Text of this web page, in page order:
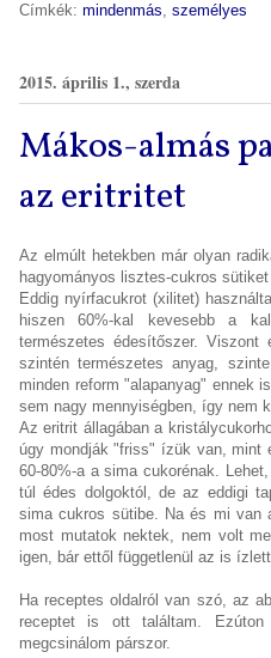
Címkék: mindenmás, személyes
2015. április 1., szerda
Mákos-almás
az eritritet
Az elmúlt hetekben már olyan
hagyományos lisztes-cukros
Eddig nyírfacukrot (xilitet)
hiszen 60%-kal kevesebb a
természetes édesítőszer.
szintén természetes anyag,
minden reform "alapanyag" ennek
sem nagy mennyiségben, így nem
Az eritrit állagában a
úgy mondják "friss" ízük van, mint
60-80%-a a sima cukorénak.
túl édes dolgoktól, de az eddigi
sima cukros sütibe. Na és mi van
most mutatok nektek, nem volt
igen, bár ettől függetlenül az is
Ha receptes oldalról van szó, az
receptet is ott találtam.
megcsinálom párszor.